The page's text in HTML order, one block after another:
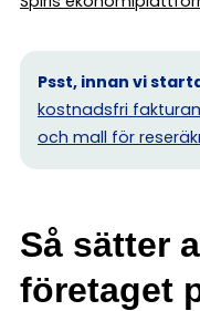
Psst, innan vi
kostnadsfri
och mall för
Så sätter
företaget